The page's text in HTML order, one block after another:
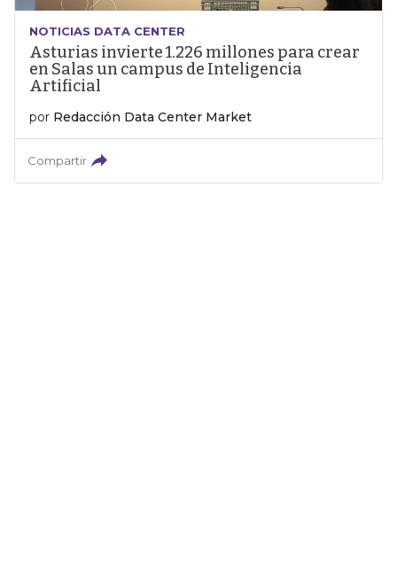
NOTICIAS DATA CENTER
Asturias invierte 1.226 millones para crear
en Salas un campus de Inteligencia
Artificial
por Redacción Data Center Market
Compartir